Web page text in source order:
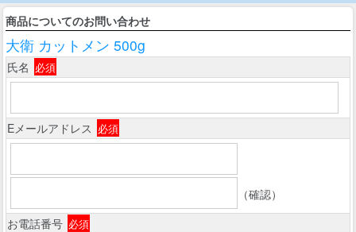
商品についてのお問い合わせ
大衛 カットメン 500g
氏名 必須
Eメールアドレス 必須
（確認）
お電話番号 必須